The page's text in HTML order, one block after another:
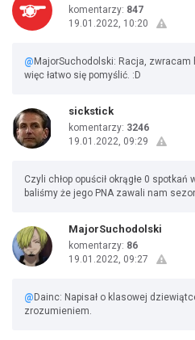
komentarzy: 847
19.01.2022, 10:20
@ MajorSuchodolski: Racja,
więc łatwo się pomyślić. :D
sickstick
komentarzy: 3246
19.01.2022, 09:29
Czyli chłop opuścił okrągłe 0
baliśmy że jego PNA zawali nam
MajorSuchodolski
komentarzy: 86
19.01.2022, 09:27
@ Dainc: Napisał o klasowej
zrozumieniem.